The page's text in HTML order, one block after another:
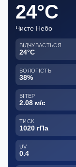
24°C
Чисте Небо
ВІДЧУВАЄТЬСЯ
24°C
ВОЛОГІСТЬ
38%
ВІТЕР
2.08 м/с
ТИСК
1020 гПа
UV
0.4